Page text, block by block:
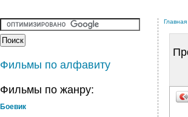
Фильмы по алфавиту
Фильмы по жанру:
Боевик
Главная